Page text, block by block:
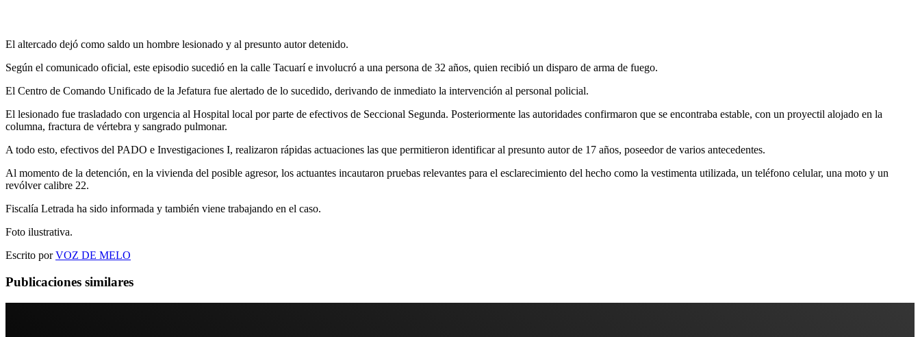
El altercado dejó como saldo un hombre lesionado y al presunto autor detenido.
Según el comunicado oficial, este episodio sucedió en la calle Tacuarí e involucró a una persona de 32 años, quien recibió un disparo de arma de fuego.
El Centro de Comando Unificado de la Jefatura fue alertado de lo sucedido, derivando de inmediato la intervención al personal policial.
El lesionado fue trasladado con urgencia al Hospital local por parte de efectivos de Seccional Segunda. Posteriormente las autoridades confirmaron que se encontraba estable, con un proyectil alojado en la
columna, fractura de vértebra y sangrado pulmonar.
A todo esto, efectivos del PADO e Investigaciones I, realizaron rápidas actuaciones las que permitieron identificar al presunto autor de 17 años, poseedor de varios antecedentes.
Al momento de la detención, en la vivienda del posible agresor, los actuantes incautaron pruebas relevantes para el esclarecimiento del hecho como la vestimenta utilizada, un teléfono celular, una moto y un
revólver calibre 22.
Fiscalía Letrada ha sido informada y también viene trabajando en el caso.
Foto ilustrativa.
Escrito porVOZ DE MELO
Publicaciones similares